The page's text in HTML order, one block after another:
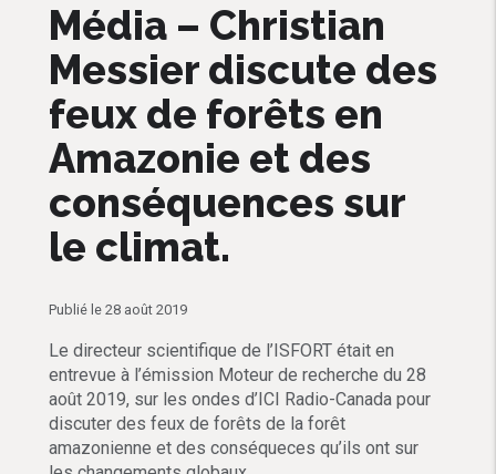
Média – Christian
Messier discute des
feux de forêts en
Amazonie et des
conséquences sur
le climat.
Publié le 28 août 2019
Le directeur scientifique de l’ISFORT était en
entrevue à l’émission Moteur de recherche du 28
août 2019, sur les ondes d’ICI Radio-Canada pour
discuter des feux de forêts de la forêt
amazonienne et des conséqueces qu’ils ont sur